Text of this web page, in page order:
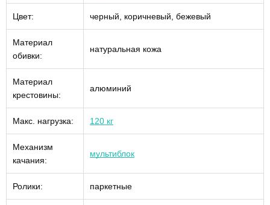
Цвет: черный, коричневый, бежевый
Материал
обивки:
натуральная кожа
Материал
крестовины:
алюминий
Макс. нагрузка: 120 кг
Механизм
качания:
мультиблок
Ролики: паркетные